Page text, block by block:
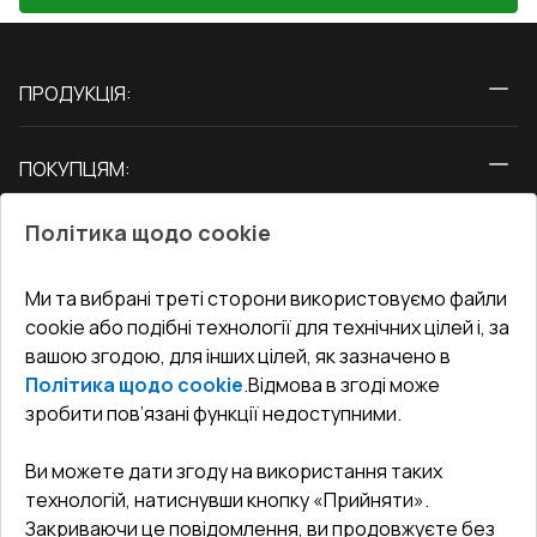
ПРОДУКЦІЯ:
Двері
ПОКУПЦЯМ:
Блог
Адреса гіпермаркета
Як правильно заміряти вікна
СЕРВІС ТА ОБЛУГОВУВАННЯ:
Доставка і Оплата
Гарантія та Сервіс
Повернення товару
Договір публічної оферти
КОНТАКТИ
Офіс:Україна, м. Вінниця, вул. Келецька 60 кв. 61
undefined(undefined)
Політика щодо cookie
Ми та вибрані треті сторони використовуємо файли
cookie або подібні технології для технічних цілей і, за
вашою згодою, для інших цілей, як зазначено в
Політика щодо cookie.Відмова в згоді може
зробити пов’язані функції недоступними.
Ви можете дати згоду на використання таких
технологій, натиснувши кнопку «Прийняти».
Закриваючи це повідомлення, ви продовжуєте без